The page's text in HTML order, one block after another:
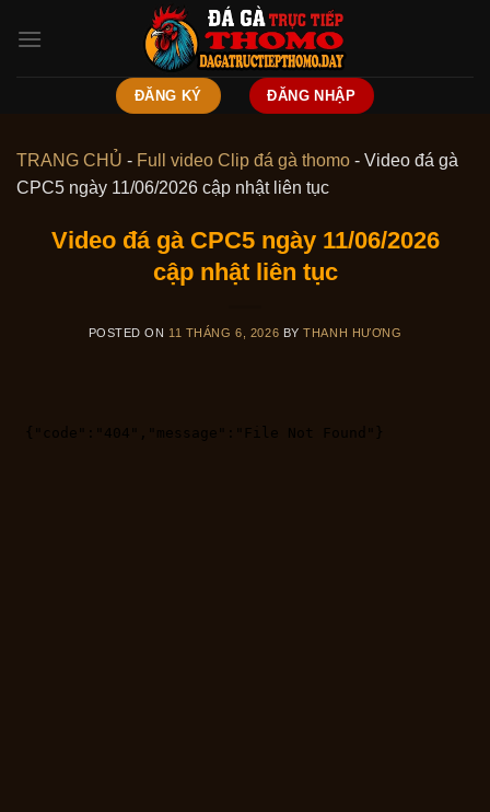
ĐĂNG KÝ ĐĂNG NHẬP
TRANG CHỦ - Full video Clip đá gà thomo - Video đá gà
CPC5 ngày 11/06/2026 cập nhật liên tục
Video đá gà CPC5 ngày 11/06/2026
cập nhật liên tục
POSTED ON 11 THÁNG 6, 2026 BYTHANH HƯƠNG